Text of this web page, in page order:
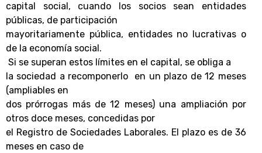
capital social, cuando los socios sean entidades
públicas, de participación
mayoritariamente pública, entidades no lucrativas o
de la economía social.
Si se superan estos límites en el capital, se obliga a
la sociedad a recomponerlo en un plazo de 12 meses
(ampliables en
dos prórrogas más de 12 meses) una ampliación por
otros doce meses, concedidas por
el Registro de Sociedades Laborales. El plazo es de 36
meses en caso de